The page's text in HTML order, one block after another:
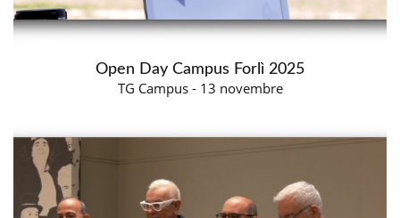
Open Day Campus Forlì 2025
TG Campus - 13 novembre